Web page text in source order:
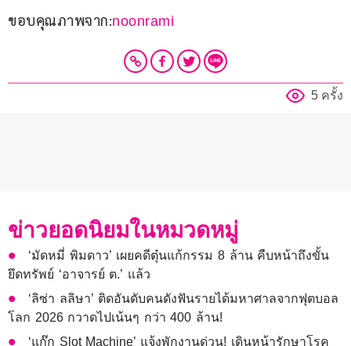
ขอบคุณภาพจาก:noonrami
5 ครั้ง
ข่าวยอดนิยมในหมวดหมู่
‘มัดหมี่ พิมดาว’ เผยคดีตุ๋นแก้กรรม 8 ล้าน คืบหน้าถึงขั้น
ยึดทรัพย์ ‘อาจารย์ ต.’ แล้ว
‘ลิซ่า ลลิษา’ ติดอันดับคนดังฟันรายได้มหาศาลจากฟุตบอล
โลก 2026 กวาดไปเน้นๆ กว่า 400 ล้าน!
‘แก๊ก Slot Machine’ แจ้งพักงานด่วน! เดินหน้ารักษาโรค